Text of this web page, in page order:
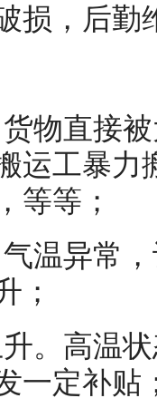
损，后勤
物直接
运工暴力
等等；
温异常
；
。高温
一定补贴